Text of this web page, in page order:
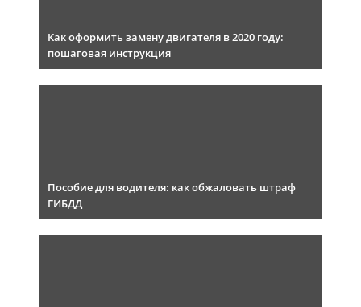
Как оформить замену двигателя в 2020 году:
пошаговая инструкция
Пособие для водителя: как обжаловать штраф
ГИБДД